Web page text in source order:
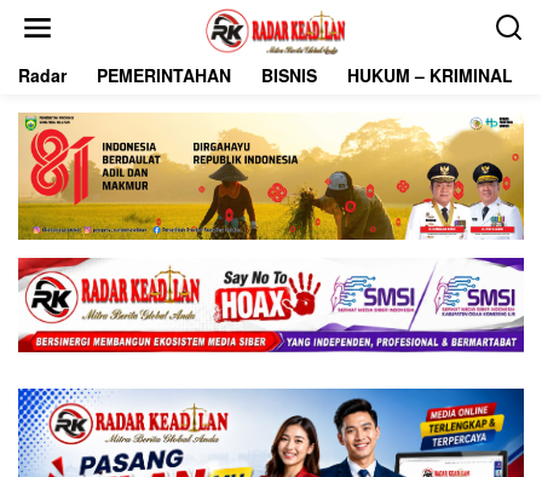
Radar PEMERINTAHAN BISNIS HUKUM – KRIMINAL